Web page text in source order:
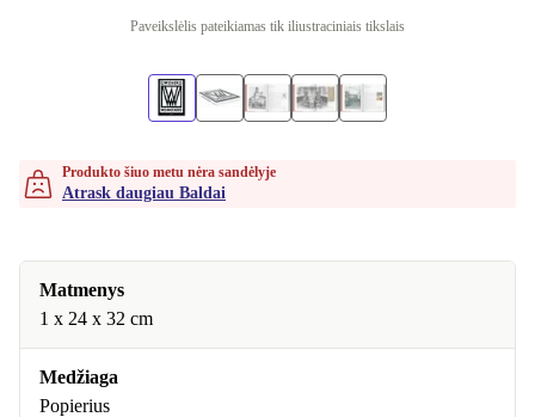
Paveikslėlis pateikiamas tik iliustraciniais tikslais
Produkto šiuo metu nėra sandėlyje
Atrask daugiau Baldai
Matmenys
1 x 24 x 32 cm
Medžiaga
Popierius